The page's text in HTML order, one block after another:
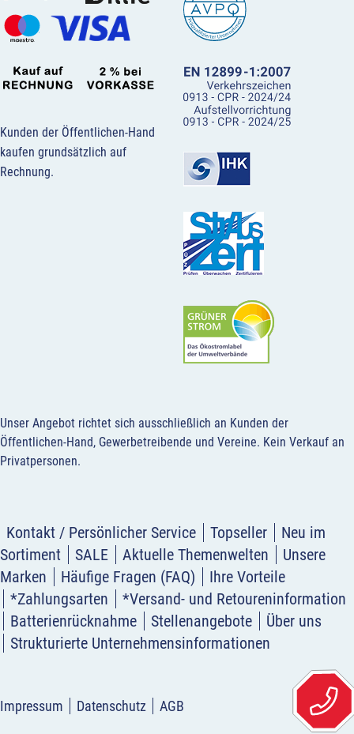
Kunden der Öffentlichen-Hand
kaufen grundsätzlich auf
Rechnung.
Unser Angebot richtet sich ausschließlich an Kunden der
Öffentlichen-Hand, Gewerbetreibende und Vereine. Kein Verkauf an
Privatpersonen.
Kontakt / Persönlicher Service Topseller
Neu im
Sortiment
SALE Aktuelle Themenwelten
Unsere
Marken
Häufige Fragen (FAQ)
Ihre Vorteile
*Zahlungsarten
*Versand- und Retoureninformation
Batterienrücknahme
Stellenangebote
Über uns
Strukturierte Unternehmensinformationen
Impressum Datenschutz AGB